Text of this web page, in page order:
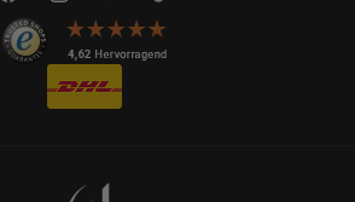
FacebookInstagramYouTubeTikTok